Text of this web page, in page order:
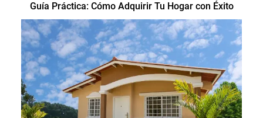
Guía Práctica: Cómo Adquirir Tu Hogar con Éxito